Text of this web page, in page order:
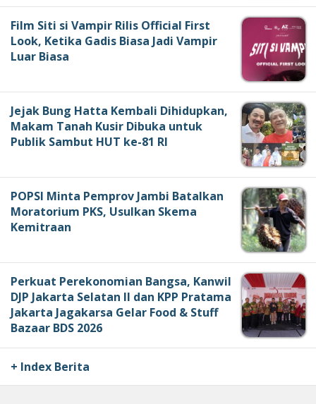
Film Siti si Vampir Rilis Official First
Look, Ketika Gadis Biasa Jadi Vampir
Luar Biasa
Jejak Bung Hatta Kembali Dihidupkan,
Makam Tanah Kusir Dibuka untuk
Publik Sambut HUT ke-81 RI
POPSI Minta Pemprov Jambi Batalkan
Moratorium PKS, Usulkan Skema
Kemitraan
Perkuat Perekonomian Bangsa, Kanwil
DJP Jakarta Selatan II dan KPP Pratama
Jakarta Jagakarsa Gelar Food & Stuff
Bazaar BDS 2026
+ Index Berita